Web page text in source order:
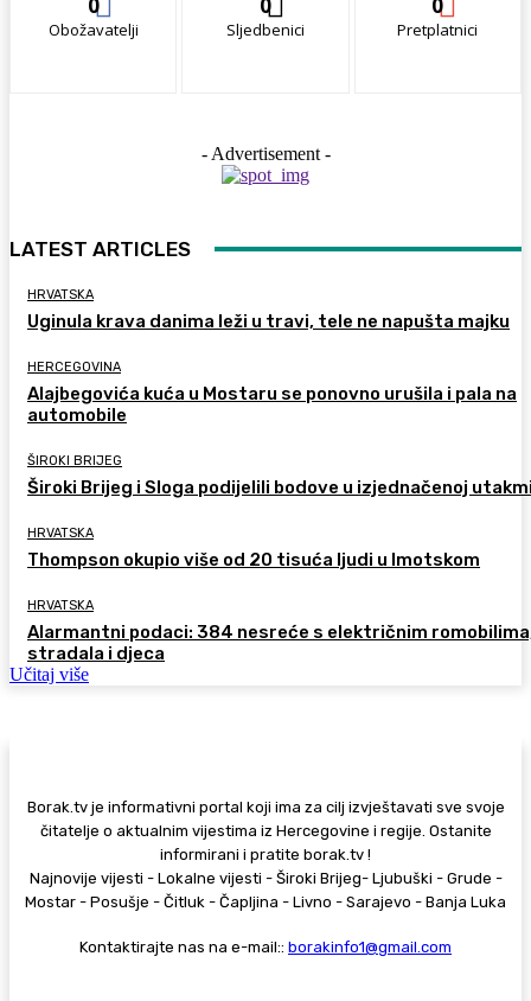
Obožavatelji Sljedbenici Pretplatnici
- Advertisement -
LATEST ARTICLES
HRVATSKA
Uginula krava danima leži u travi, tele ne napušta majku
HERCEGOVINA
Alajbegovića kuća u Mostaru se ponovno urušila i pala na
automobile
ŠIROKI BRIJEG
Široki Brijeg i Sloga podijelili bodove u izjednačenoj
HRVATSKA
Thompson okupio više od 20 tisuća ljudi u Imotskom
HRVATSKA
Alarmantni podaci: 384 nesreće s električnim
stradala i djeca
Učitaj više
Borak.tv je informativni portal koji ima za cilj izvještavati sve svoje
čitatelje o aktualnim vijestima iz Hercegovine i regije. Ostanite
informirani i pratite borak.tv !
Najnovije vijesti - Lokalne vijesti - Široki Brijeg- Ljubuški - Grude -
Mostar - Posušje - Čitluk - Čapljina - Livno - Sarajevo - Banja Luka
Kontaktirajte nas na e-mail:: borakinfo1@gmail.com